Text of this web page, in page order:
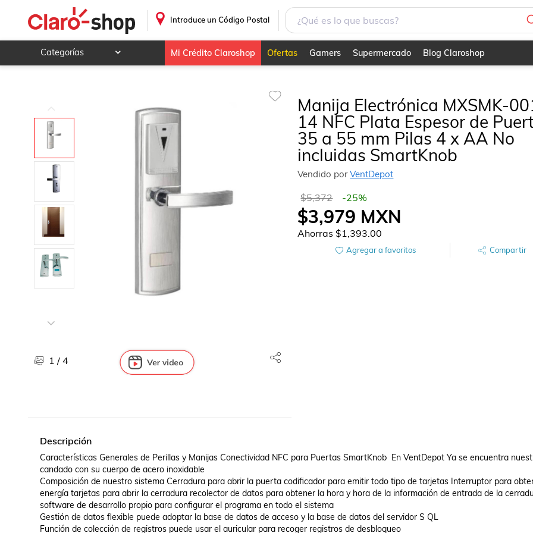
Introduce un Código Postal
Categorías
Hogar y jardín
Deportes y ocio
Animales y mascotas
Ferretería y autos
Ropa, calzado y accesorios
Mamá y bebé
Salud, belleza y cuidado personal
Joyería y relojes
Juegos y juguetes
Libros, revistas y comics
Películas, series de tv y música
Bebidas
Farmacia
Mi Crédito Claroshop Ofertas Gamers Supermercado Blog Claroshop
1 / 4
Manija Electrónica MXSMK-
14 NFC Plata Espesor de
35 a 55 mm Pilas 4 x AA No
incluidas SmartKnob
Vendido porVentDepot
$5,372 -25%
$3,979 MXN
Ahorras$1,393.00
Agregar a favoritos Compartir
Descripción
Características Generales de Perillas y Manijas Conectividad NFC para Puertas SmartKnob  En VentDepot Ya se encuentra
candado con su cuerpo de acero inoxidable
Composición de nuestro sistema Cerradura para abrir la puerta codificador para emitir todo tipo de tarjetas Interruptor para
energía tarjetas para abrir la cerradura recolector de datos para obtener la hora y hora de la información de entrada de la
software de desarrollo propio para configurar el programa en todo el sistema
Gestión de datos flexible puede adoptar la base de datos de acceso y la base de datos del servidor S QL
Función de colección de registros puede usar el auricular para recoger registros de desbloqueo
Manija Electrónica MXSMK-001-14 NFC Plata Espesor de Puerta 35 a 55 mm Pilas 4 x AA No incluidas SmartKnob